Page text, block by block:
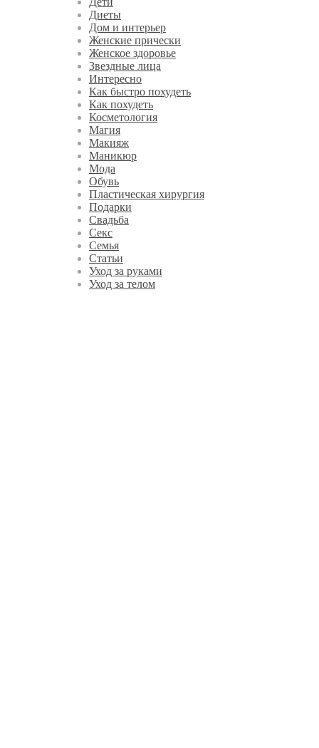
Диеты
Дом и интерьер
Женские прически
Женское здоровье
Звездные лица
Интересно
Как быстро похудеть
Как похудеть
Косметология
Магия
Макияж
Маникюр
Мода
Обувь
Пластическая хирургия
Подарки
Свадьба
Секс
Семья
Статьи
Уход за руками
Уход за телом